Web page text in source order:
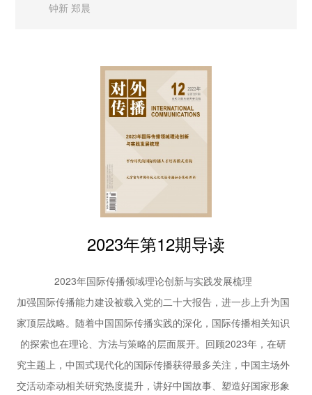
出数字时代世界主要国家软实力发展成果，解构软实力话语体系
下的国际权力关系的不平衡与不合理，从而破除“西方中心主
义”，重构一套科学系统的、具有世界引领性的软实力评价指标
化、外交、教育和影响力共七个领域。软实力评价指标体系的重
构一方面融入了更为客观、公正、全面的指标体系，另一方面融
入了数字时代多方主体参与国家软实力传播的指标，强调软实力
指标体系的数字化、互动性与平台化特征。最终为全球化、中国
钟新 郑晨
28 | 2024年我国国际传播的关键变量与重点议题前
2024年国际传播的热点议题与研究方向前瞻
38 | 开启新时代运河文明交流互鉴新篇章
“中国大运河文化带国际传播对话”综述
42 | 我国区域发展战略之国际传播研究
毕研韬 董庆文 黄玲忆
46 | 提升重大国际新闻首发率的探索与思考
任晓东 王刚 禹雪
中华美食文化国际传播的机制与策略
吴璟薇 阎庆宜 曹伟
理论平台
2023年第12期导读
2023年国际传播领域理论创新与实践发展梳理
加强国际传播能力建设被载入党的二十大报告，进一步上升为国
家顶层战略。随着中国国际传播实践的深化，国际传播相关知识
的探索也在理论、方法与策略的层面展开。回顾2023年，在研
究主题上，中国式现代化的国际传播获得最多关注，中国主场外
交活动牵动相关研究热度提升，讲好中国故事、塑造好国家形象